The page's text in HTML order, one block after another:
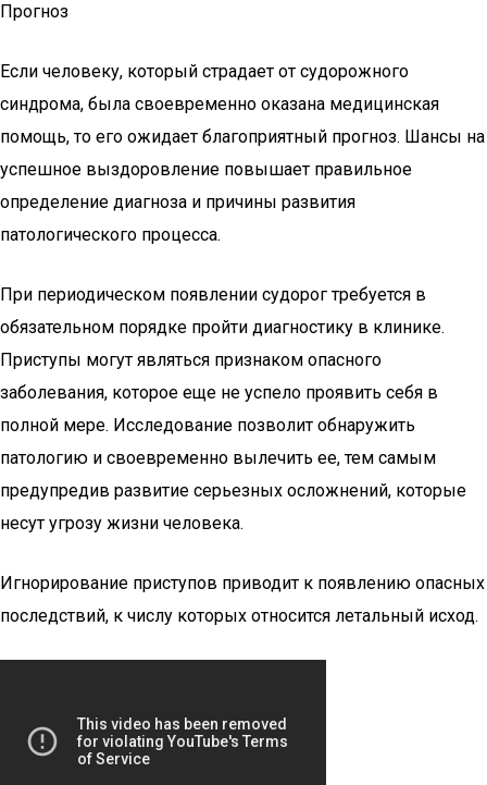
Прогноз
Если человеку, который страдает от судорожного
синдрома, была своевременно оказана медицинская
помощь, то его ожидает благоприятный прогноз. Шансы на
успешное выздоровление повышает правильное
определение диагноза и причины развития
патологического процесса.
При периодическом появлении судорог требуется в
обязательном порядке пройти диагностику в клинике.
Приступы могут являться признаком опасного
заболевания, которое еще не успело проявить себя в
полной мере. Исследование позволит обнаружить
патологию и своевременно вылечить ее, тем самым
предупредив развитие серьезных осложнений, которые
несут угрозу жизни человека.
Игнорирование приступов приводит к появлению опасных
последствий, к числу которых относится летальный исход.